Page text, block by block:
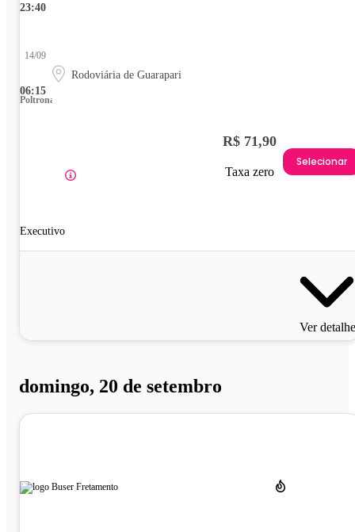
23:40
06:15
14/09
Rodoviária de Guarapari
Poltrona
Executivo
R$ 71,90
Taxa zero
Selecionar
Ver
domingo, 20 de setembro